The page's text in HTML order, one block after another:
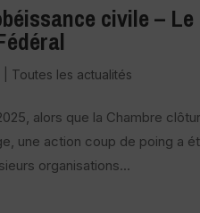
civile –
Toutes les actualités
alors que la Chambre
une action coup de poing a
organisations...